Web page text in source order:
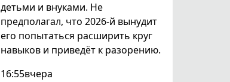
детьми и внуками. Не
предполагал, что 2026-й вынудит
его попытаться расширить круг
навыков и приведёт к разорению.
16:55вчера